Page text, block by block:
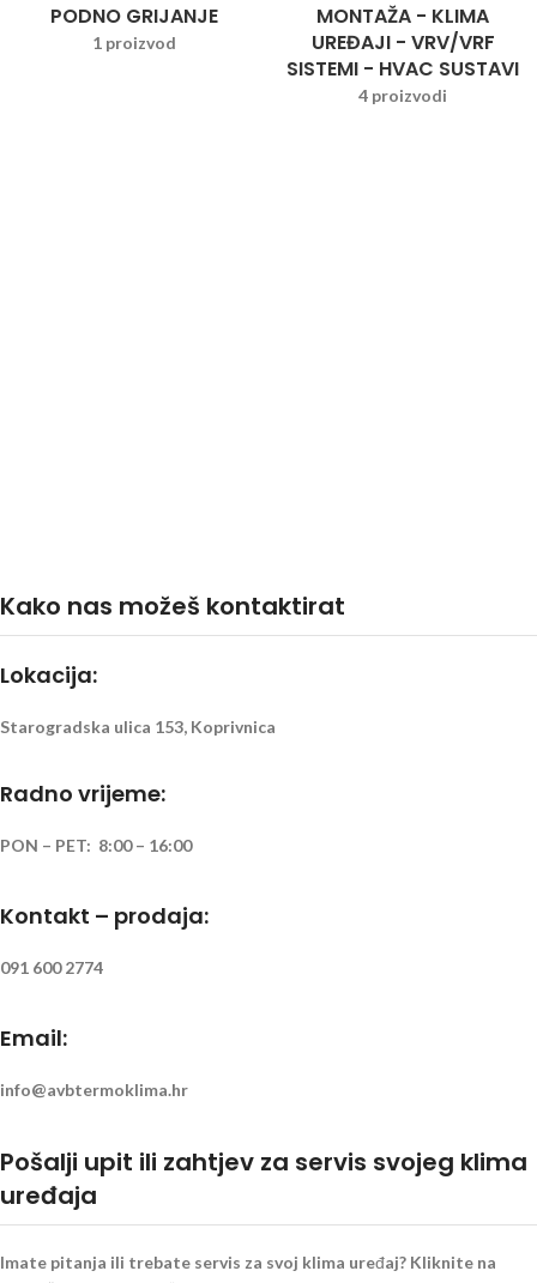
PODNO GRIJANJE
1 proizvod
MONTAŽA - KLIMA
UREĐAJI - VRV/VRF
SISTEMI - HVAC SUSTAVI
4 proizvodi
Kako nas možeš kontaktirat
Lokacija:
Starogradska ulica 153, Koprivnica
Radno vrijeme:
PON – PET: 8:00 – 16:00
Kontakt – prodaja:
091 600 2774
Email:
info@avbtermoklima.hr
Pošalji upit ili zahtjev za servis svojeg klima
uređaja
Imate pitanja ili trebate servis za svoj klima uređaj? Kliknite na